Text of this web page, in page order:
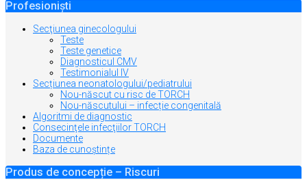
Profesioniști
Secţiunea ginecologului
Teste
Teste genetice
Diagnosticul CMV
Testimonialul IV
Secțiunea neonatologului/pediatrului
Nou-născut cu risc de TORCH
Nou-născutului – infecție congenitală
Algoritmi de diagnostic
Consecinţele infecţiilor TORCH
Documente
Baza de cunoștințe
Produs de concepție – Riscuri